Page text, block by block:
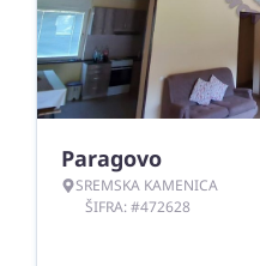
Paragovo
SREMSKA KAMENICA
ŠIFRA: #472628